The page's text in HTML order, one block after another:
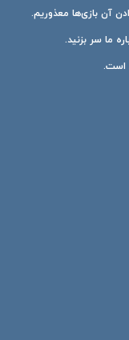
آن بازی‌ها معذوریم.
ما سر بزنید.
است.